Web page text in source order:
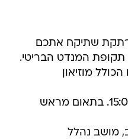
שתיקח אתכם
המנדט הבריטי.
מוזיאון
מושב נהלל